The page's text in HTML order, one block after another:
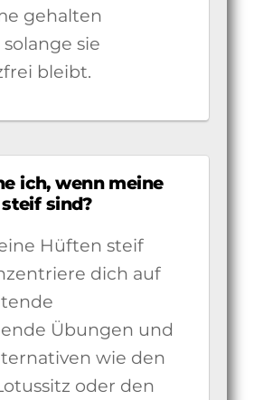
gehalten
sie
bleibt.
ich, wenn meine
sind?
Hüften steif
dich auf
Übungen und
wie den
oder den